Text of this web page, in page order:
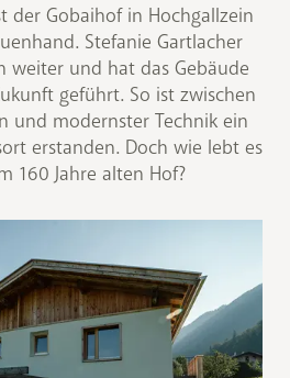
der Gobaihof in Hochgallzein
Stefanie Gartlacher
weiter und hat das Gebäude
geführt. So ist zwischen
und modernster Technik ein
erstanden. Doch wie lebt es
160 Jahre alten Hof?